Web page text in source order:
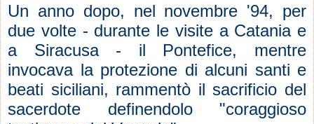
Un anno dopo, nel novembre '94, per
due volte - durante le visite a Catania e
a Siracusa - il Pontefice, mentre
invocava la protezione di alcuni santi e
beati siciliani, rammentò il sacrificio del
sacerdote definendolo "coraggioso